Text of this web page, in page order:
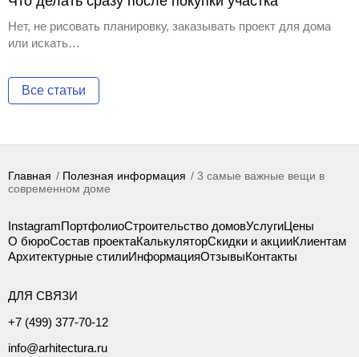
Нет, не рисовать планировку, заказывать проект для дома
или искать…
Все статьи
Главная Полезная информация
3 самые важные вещи в
современном доме
InstagramПортфолиоСтроительство домовУслугиЦены
О бюроСостав проектаКалькуляторСкидки и акцииКлиентам
Архитектурные стилиИнформацияОтзывыКонтакты
ДЛЯ СВЯЗИ
+7 (499) 377-70-12
info@arhitectura.ru